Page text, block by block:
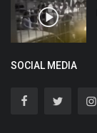
SOCIAL MEDIA